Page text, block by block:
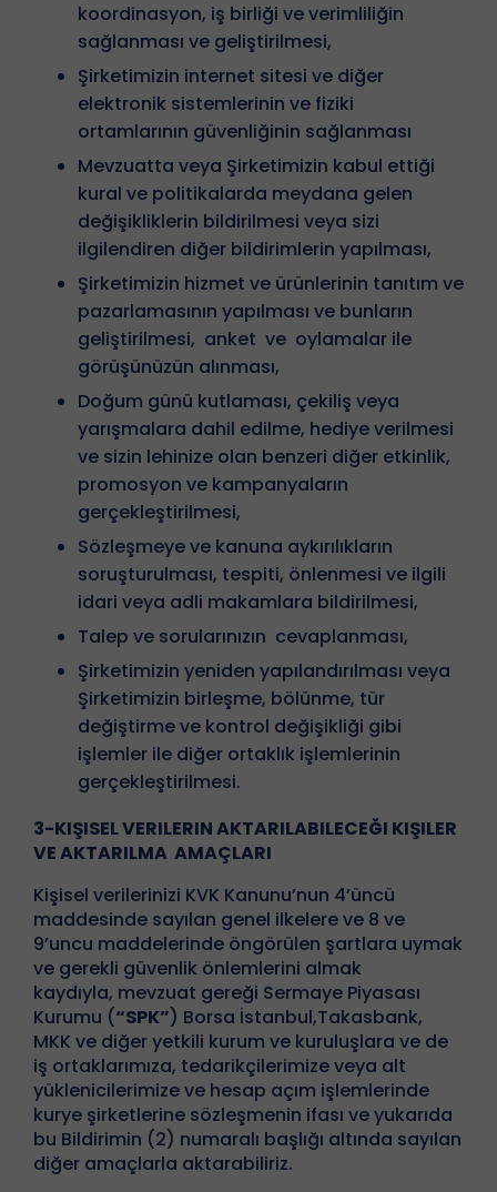
koordinasyon, iş birliği ve verimliliğin
sağlanması ve geliştirilmesi,
Şirketimizin internet sitesi ve diğer
elektronik sistemlerinin ve fiziki
ortamlarının güvenliğinin sağlanması
Mevzuatta veya Şirketimizin kabul ettiği
kural ve politikalarda meydana gelen
değişikliklerin bildirilmesi veya sizi
ilgilendiren diğer bildirimlerin yapılması,
Şirketimizin hizmet ve ürünlerinin tanıtım ve
pazarlamasının yapılması ve bunların
geliştirilmesi, anket ve oylamalar ile
görüşünüzün alınması,
Doğum günü kutlaması, çekiliş veya
yarışmalara dahil edilme, hediye verilmesi
ve sizin lehinize olan benzeri diğer etkinlik,
promosyon ve kampanyaların
gerçekleştirilmesi,
Sözleşmeye ve kanuna aykırılıkların
soruşturulması, tespiti, önlenmesi ve ilgili
idari veya adli makamlara bildirilmesi,
Talep ve sorularınızın cevaplanması,
Şirketimizin yeniden yapılandırılması veya
Şirketimizin birleşme, bölünme, tür
değiştirme ve kontrol değişikliği gibi
işlemler ile diğer ortaklık işlemlerinin
gerçekleştirilmesi.
3-KIŞISEL VERILERIN AKTARILABILECEĞI KIŞILER
VE AKTARILMA AMAÇLARI
Kişisel verilerinizi KVK Kanunu’nun 4’üncü
maddesinde sayılan genel ilkelere ve 8 ve
9’uncu maddelerinde öngörülen şartlara uymak
ve gerekli güvenlik önlemlerini almak
kaydıyla, mevzuat gereği Sermaye Piyasası
Kurumu (“SPK”) Borsa İstanbul,Takasbank,
MKK ve diğer yetkili kurum ve kuruluşlara ve de
iş ortaklarımıza, tedarikçilerimize veya alt
yüklenicilerimize ve hesap açım işlemlerinde
kurye şirketlerine sözleşmenin ifası ve yukarıda
bu Bildirimin (2) numaralı başlığı altında sayılan
diğer amaçlarla aktarabiliriz.